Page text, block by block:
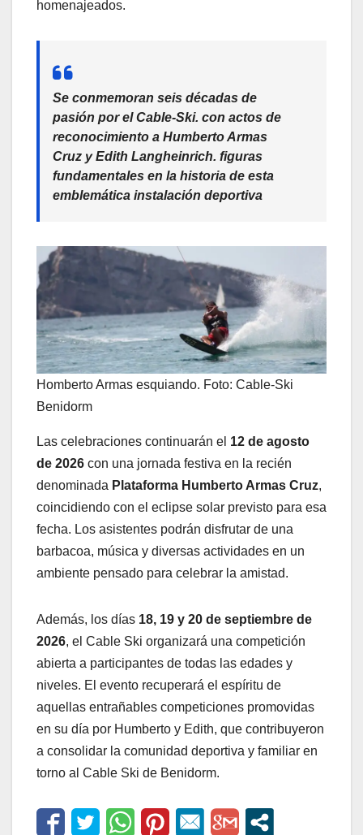
homenajeados.
Se conmemoran seis décadas de
pasión por el Cable-Ski. con actos de
reconocimiento a Humberto Armas
Cruz y Edith Langheinrich. figuras
fundamentales en la historia de esta
emblemática instalación deportiva
Homberto Armas esquiando. Foto: Cable-Ski
Benidorm
Las celebraciones continuarán el 12 de agosto
de 2026 con una jornada festiva en la recién
denominada Plataforma Humberto Armas Cruz,
coincidiendo con el eclipse solar previsto para esa
fecha. Los asistentes podrán disfrutar de una
barbacoa, música y diversas actividades en un
ambiente pensado para celebrar la amistad.
Además, los días 18, 19 y 20 de septiembre de
2026, el Cable Ski organizará una competición
abierta a participantes de todas las edades y
niveles. El evento recuperará el espíritu de
aquellas entrañables competiciones promovidas
en su día por Humberto y Edith, que contribuyeron
a consolidar la comunidad deportiva y familiar en
torno al Cable Ski de Benidorm.